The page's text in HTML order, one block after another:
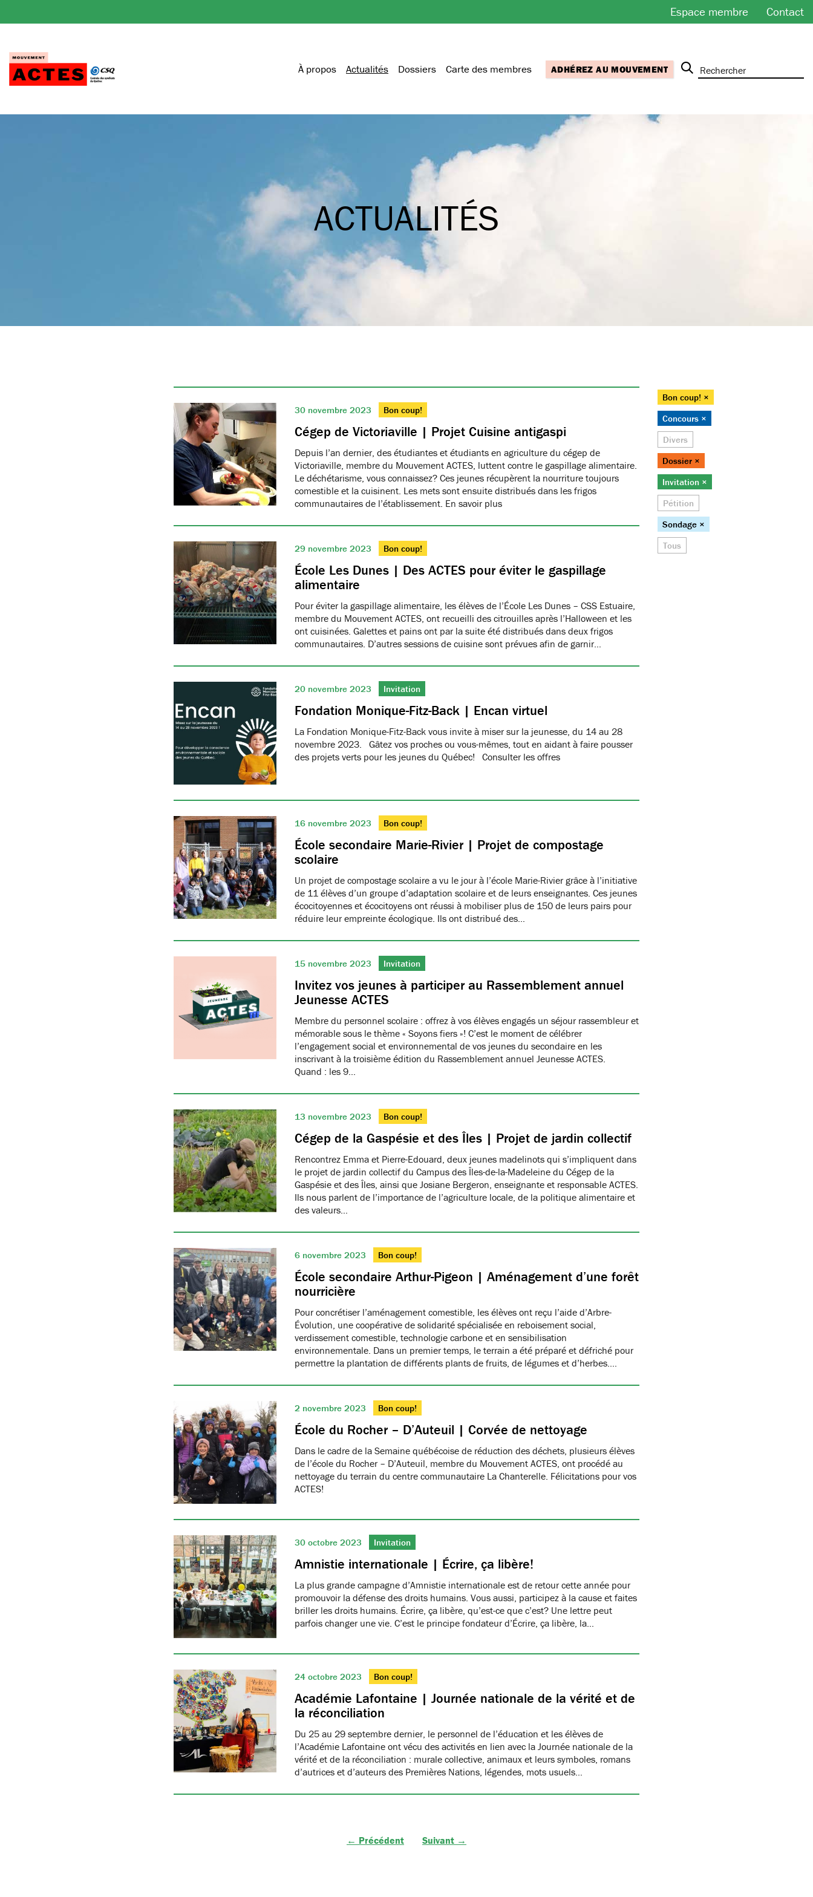
au
Espace membre Contact
À propos Actualités Dossiers Carte des membres ADHÉREZ AU MOUVEMENT
ACTUALITÉS
30 novembre 2023 Bon coup!
Cégep de Victoriaville | Projet Cuisine antigaspi
Depuis l’an dernier, des étudiantes et étudiants en agriculture du cégep de
Victoriaville, membre du Mouvement ACTES, luttent contre le gaspillage alimentaire.
Le déchétarisme, vous connaissez? Ces jeunes récupèrent la nourriture toujours
comestible et la cuisinent. Les mets sont ensuite distribués dans les frigos
communautaires de l’établissement. En savoir plus
29 novembre 2023 Bon coup!
École Les Dunes | Des ACTES pour éviter le gaspillage
alimentaire
Pour éviter la gaspillage alimentaire, les élèves de l’École Les Dunes – CSS Estuaire,
membre du Mouvement ACTES, ont recueilli des citrouilles après l’Halloween et les
ont cuisinées. Galettes et pains ont par la suite été distribués dans deux frigos
communautaires. D’autres sessions de cuisine sont prévues afin de garnir…
20 novembre 2023 Invitation
Fondation Monique-Fitz-Back | Encan virtuel
La Fondation Monique-Fitz-Back vous invite à miser sur la jeunesse, du 14 au 28
novembre 2023. Gâtez vos proches ou vous-mêmes, tout en aidant à faire pousser
des projets verts pour les jeunes du Québec! Consulter les offres
16 novembre 2023 Bon coup!
École secondaire Marie-Rivier | Projet de compostage
scolaire
Un projet de compostage scolaire a vu le jour à l’école Marie-Rivier grâce à l’initiative
de 11 élèves d’un groupe d’adaptation scolaire et de leurs enseignantes. Ces jeunes
écocitoyennes et écocitoyens ont réussi à mobiliser plus de 150 de leurs pairs pour
réduire leur empreinte écologique. Ils ont distribué des…
15 novembre 2023 Invitation
Invitez vos jeunes à participer au Rassemblement annuel
Jeunesse ACTES
Membre du personnel scolaire : offrez à vos élèves engagés un séjour rassembleur et
mémorable sous le thème « Soyons fiers »! C’est le moment de célébrer
l’engagement social et environnemental de vos jeunes du secondaire en les
inscrivant à la troisième édition du Rassemblement annuel Jeunesse ACTES.
Quand : les 9…
13 novembre 2023 Bon coup!
Cégep de la Gaspésie et des Îles | Projet de jardin collectif
Rencontrez Emma et Pierre-Edouard, deux jeunes madelinots qui s’impliquent dans
le projet de jardin collectif du Campus des Îles-de-la-Madeleine du Cégep de la
Gaspésie et des Îles, ainsi que Josiane Bergeron, enseignante et responsable ACTES.
Ils nous parlent de l’importance de l’agriculture locale, de la politique alimentaire et
des valeurs…
6 novembre 2023 Bon coup!
École secondaire Arthur-Pigeon | Aménagement d’une forêt
nourricière
Pour concrétiser l’aménagement comestible, les élèves ont reçu l’aide d’Arbre-
Évolution, une coopérative de solidarité spécialisée en reboisement social,
verdissement comestible, technologie carbone et en sensibilisation
environnementale. Dans un premier temps, le terrain a été préparé et défriché pour
permettre la plantation de différents plants de fruits, de légumes et d’herbes.…
2 novembre 2023 Bon coup!
École du Rocher – D’Auteuil | Corvée de nettoyage
Dans le cadre de la Semaine québécoise de réduction des déchets, plusieurs élèves
de l’école du Rocher – D’Auteuil, membre du Mouvement ACTES, ont procédé au
nettoyage du terrain du centre communautaire La Chanterelle. Félicitations pour vos
ACTES!
30 octobre 2023 Invitation
Amnistie internationale | Écrire, ça libère!
La plus grande campagne d’Amnistie internationale est de retour cette année pour
promouvoir la défense des droits humains. Vous aussi, participez à la cause et faites
briller les droits humains. Écrire, ça libère, qu’est-ce que c’est? Une lettre peut
parfois changer une vie. C’est le principe fondateur d’Écrire, ça libère, la…
24 octobre 2023 Bon coup!
Académie Lafontaine | Journée nationale de la vérité et de
la réconciliation
Du 25 au 29 septembre dernier, le personnel de l’éducation et les élèves de
l’Académie Lafontaine ont vécu des activités en lien avec la Journée nationale de la
vérité et de la réconciliation : murale collective, animaux et leurs symboles, romans
d’autrices et d’auteurs des Premières Nations, légendes, mots usuels…
Bon coup! ×
Concours ×
Divers
Dossier ×
Invitation ×
Pétition
Sondage ×
Tous
← Précédent Suivant →